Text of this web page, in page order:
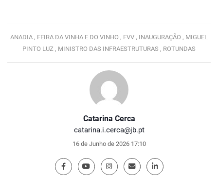
Catarina Cerca
catarina.i.cerca@jb.pt
16 de Junho de 2026 17:10
ANADIA , FEIRA DA VINHA E DO VINHO , FVV , INAUGURAÇÃO , MIGUEL
PINTO LUZ , MINISTRO DAS INFRAESTRUTURAS , ROTUNDAS